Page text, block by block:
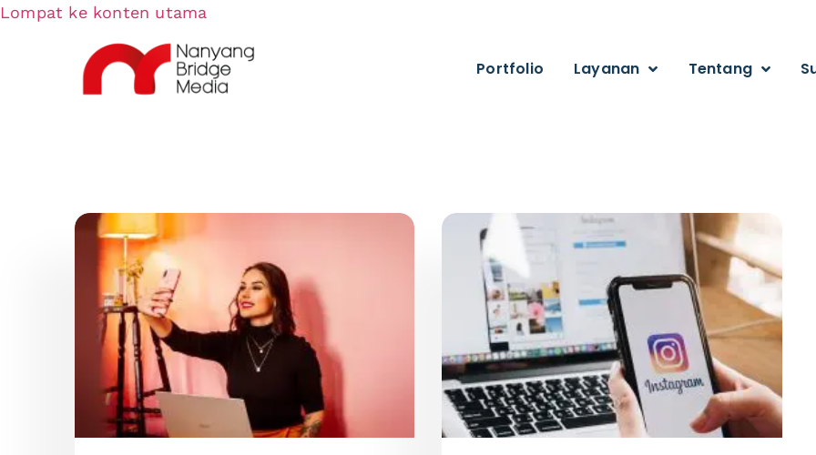
Lompat ke konten utama
Portfolio Layanan Tentang